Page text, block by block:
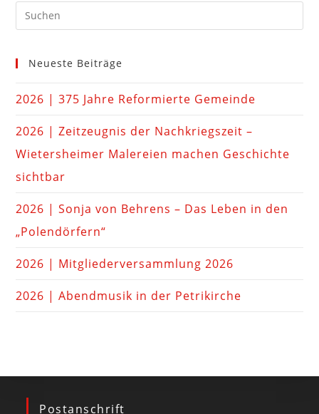
Neueste Beiträge
2026 | 375 Jahre Reformierte Gemeinde
2026 | Zeitzeugnis der Nachkriegszeit –
Wietersheimer Malereien machen Geschichte
sichtbar
2026 | Sonja von Behrens – Das Leben in den
„Polendörfern“
2026 | Mitgliederversammlung 2026
2026 | Abendmusik in der Petrikirche
Postanschrift